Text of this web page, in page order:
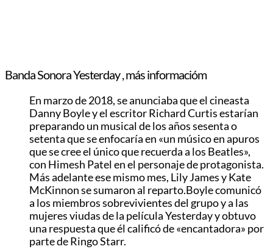
Banda Sonora Yesterday , más informacióm
En marzo de 2018, se anunciaba que el cineasta
Danny Boyle y el escritor Richard Curtis estarían
preparando un musical de los años sesenta o
setenta que se enfocaría en «un músico en apuros
que se cree el único que recuerda a los Beatles»,
con Himesh Patel en el personaje de protagonista.
Más adelante ese mismo mes, Lily James y Kate
McKinnon se sumaron al reparto.Boyle comunicó
a los miembros sobrevivientes del grupo y a las
mujeres viudas de la película Yesterday y obtuvo
una respuesta que él calificó de «encantadora» por
parte de Ringo Starr.